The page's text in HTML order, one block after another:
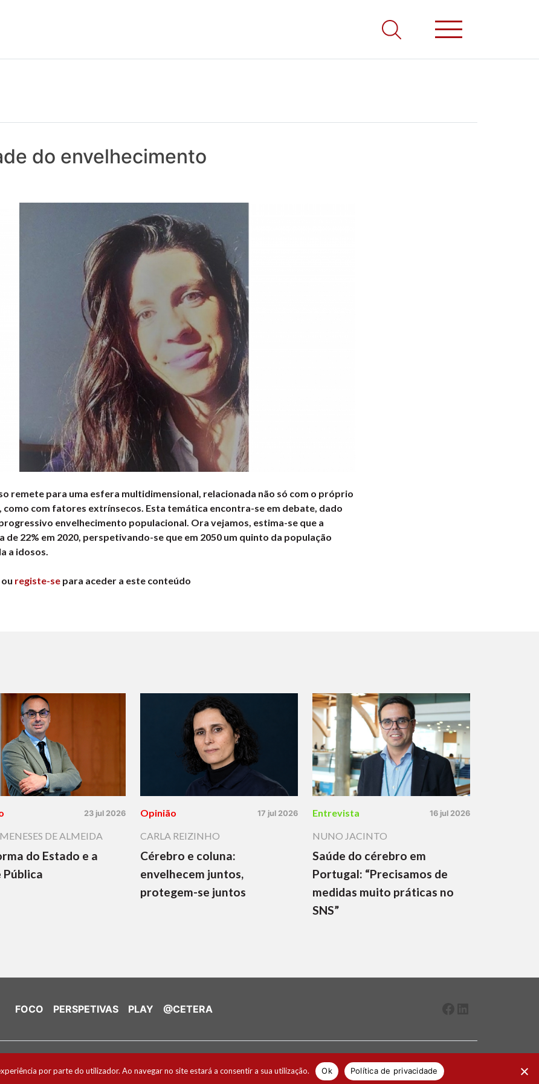
realmente contam! Tudo o que se passa na Saúde!
do envelhecimento
remete para uma esfera multidimensional, relacionada não só com o próprio
como com fatores extrínsecos. Esta temática encontra-se em debate, dado
envelhecimento populacional. Ora vejamos, estima-se que a
de 22% em 2020, perspetivando-se que em 2050 um quinto da população
a idosos.
ou registe-se para aceder a este conteúdo
23 jul 2026
DE ALMEIDA
do Estado e a
Pública
Opinião 17 jul 2026
CARLA REIZINHO
Cérebro e coluna:
envelhecem juntos,
protegem-se juntos
Entrevista 16 jul 2026
NUNO JACINTO
Saúde do cérebro em
Portugal: “Precisamos de
medidas muito práticas no
SNS”
FOCO PERSPETIVAS PLAY @CETERA
por parte do utilizador. Ao navegar no site estará a consentir a sua utilização. Ok Política de privacidade